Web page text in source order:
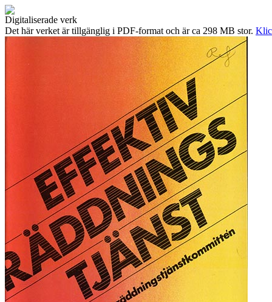
Digitaliserade verk
Det här verket är tillgänglig i PDF-format och är ca 298 MB stor.